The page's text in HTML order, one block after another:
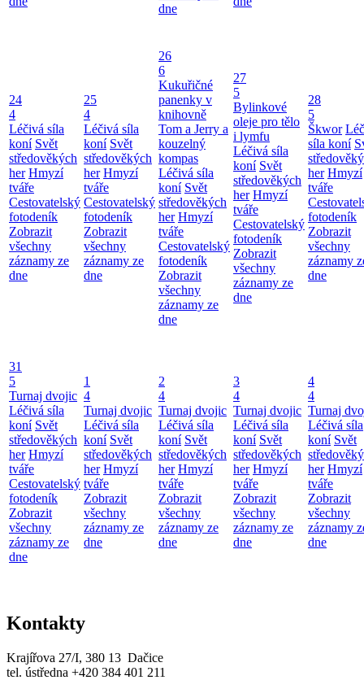
dne
24
4
Léčivá síla
koní Svět
středověkých
her Hmyzí
tváře
Cestovatelský
fotodeník
Zobrazit
všechny
záznamy ze
dne
25
4
Léčivá síla
koní Svět
středověkých
her Hmyzí
tváře
Cestovatelský
fotodeník
Zobrazit
všechny
záznamy ze
dne
26
6
Kukuřičné
panenky v
knihovně
Tom a Jerry a
kouzelný
kompas
Léčivá síla
koní Svět
středověkých
her Hmyzí
tváře
Cestovatelský
fotodeník
Zobrazit
všechny
záznamy ze
dne
27
5
Bylinkové
oleje pro tělo
i lymfu
Léčivá síla
koní Svět
středověkých
her Hmyzí
tváře
Cestovatelský
fotodeník
Zobrazit
všechny
záznamy ze
dne
28
5
Škwor
síla koní
her Hmyzí
tváře
fotodeník
Zobrazit
všechny
záznamy
dne
31
5
Turnaj dvojic
Léčivá síla
koní Svět
středověkých
her Hmyzí
tváře
Cestovatelský
fotodeník
Zobrazit
všechny
záznamy ze
dne
1
4
Turnaj dvojic
Léčivá síla
koní Svět
středověkých
her Hmyzí
tváře
Zobrazit
všechny
záznamy ze
dne
2
4
Turnaj dvojic
Léčivá síla
koní Svět
středověkých
her Hmyzí
tváře
Zobrazit
všechny
záznamy ze
dne
3
4
Turnaj dvojic
Léčivá síla
koní Svět
středověkých
her Hmyzí
tváře
Zobrazit
všechny
záznamy ze
dne
4
4
Turnaj
Léčivá síla
koní Svět
her Hmyzí
tváře
Zobrazit
všechny
záznamy
dne
Kontakty
Krajířova 27/I, 380 13 Dačice
tel. ústředna +420 384 401 211